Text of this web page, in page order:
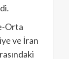
Orta
ve İran